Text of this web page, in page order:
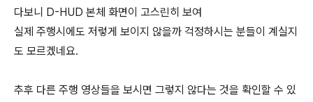
다보니 D-HUD 본체 화면이 고스린히 보여
실제 주행시에도 저렇게 보이지 않을까 걱정하시는 분들이 계실지
도 모르겠네요.
추후 다른 주행 영상들을 보시면 그렇지 않다는 것을 확인할 수 있